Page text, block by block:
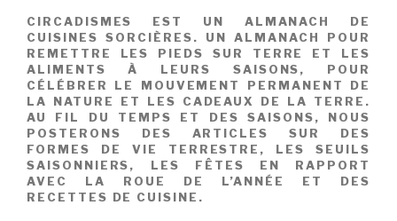
CIRCADISMES EST UN ALMANACH DE
CUISINES SORCIÈRES. UN ALMANACH POUR
REMETTRE LES PIEDS SUR TERRE ET LES
ALIMENTS À LEURS SAISONS, POUR
CÉLÉBRER LE MOUVEMENT PERMANENT DE
LA NATURE ET LES CADEAUX DE LA TERRE.
AU FIL DU TEMPS ET DES SAISONS, NOUS
POSTERONS DES ARTICLES SUR DES
FORMES DE VIE TERRESTRE, LES SEUILS
SAISONNIERS, LES FÊTES EN RAPPORT
AVEC LA ROUE DE L’ANNÉE ET DES
RECETTES DE CUISINE.